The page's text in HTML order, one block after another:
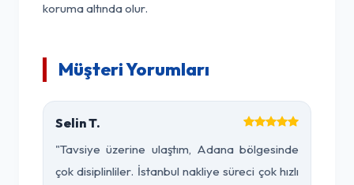
koruma altında olur.
Müşteri Yorumları
Selin T.
"Tavsiye üzerine ulaştım, Adana bölgesinde
çok disiplinliler. İstanbul nakliye süreci çok hızlı